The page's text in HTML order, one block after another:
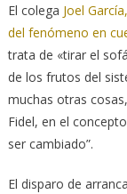
El colega Joel
del fenómeno en
trata de «tirar el
de los frutos del
muchas otras
Fidel, en el
ser cambiado”.
El disparo de